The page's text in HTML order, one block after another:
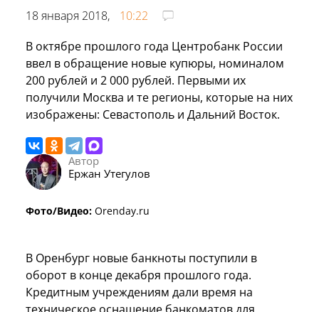
18 января 2018,
10:22
В октябре прошлого года Центробанк России
ввел в обращение новые купюры, номиналом
200 рублей и 2 000 рублей. Первыми их
получили Москва и те регионы, которые на них
изображены: Севастополь и Дальний Восток.
Автор
Ержан Утегулов
Фото/Видео: Orenday.ru
В Оренбург новые банкноты поступили в
оборот в конце декабря прошлого года.
Кредитным учреждениям дали время на